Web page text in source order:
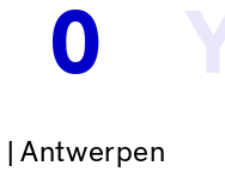
0
| Antwerpen